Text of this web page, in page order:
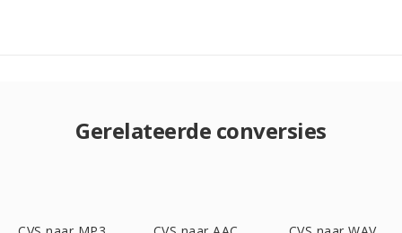
Gerelateerde conversies